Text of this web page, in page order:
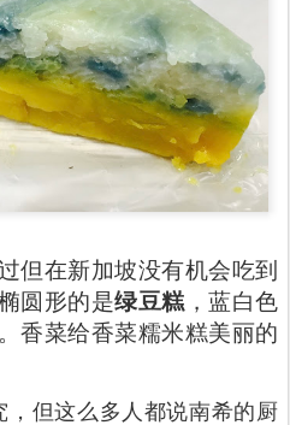
但在新加坡没有机会吃到
圆形的是绿豆糕 ，蓝白色
。香菜给香菜糯米糕美丽的
但这么多人都说南希的厨